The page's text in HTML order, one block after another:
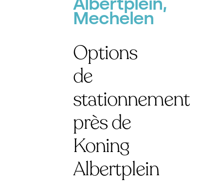
Albertplein,
Mechelen
Options
de
stationnement
près de
Koning
Albertplein